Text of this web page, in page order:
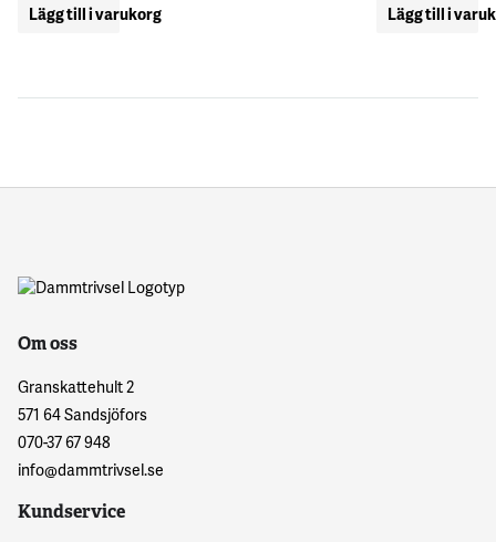
Lägg till i varukorg Lägg till i
Om oss
Granskattehult 2
571 64 Sandsjöfors
070-37 67 948
info@dammtrivsel.se
Kundservice